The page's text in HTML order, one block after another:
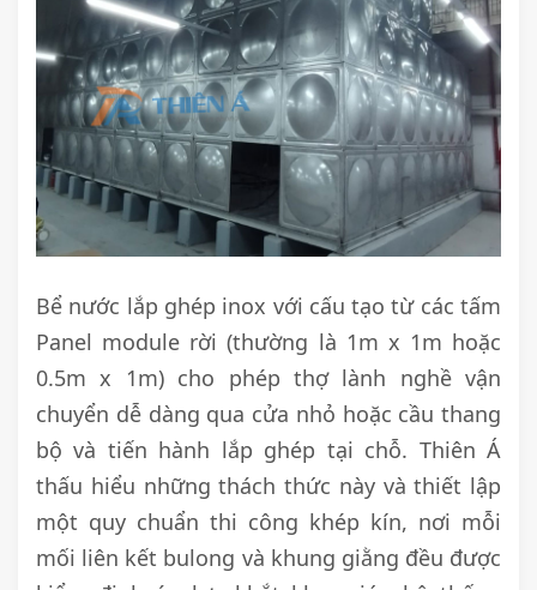
Bể nước lắp ghép inox với cấu tạo từ các tấm
Panel module rời (thường là 1m x 1m hoặc
0.5m x 1m) cho phép thợ lành nghề vận
chuyển dễ dàng qua cửa nhỏ hoặc cầu thang
bộ và tiến hành lắp ghép tại chỗ. Thiên Á
thấu hiểu những thách thức này và thiết lập
một quy chuẩn thi công khép kín, nơi mỗi
mối liên kết bulong và khung giằng đều được